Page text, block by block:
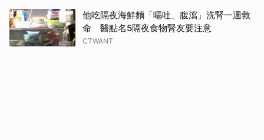
他吃隔夜海鮮麵「嘔吐、腹瀉」洗腎一週救
命 醫點名5隔夜食物腎友要注意
CTWANT